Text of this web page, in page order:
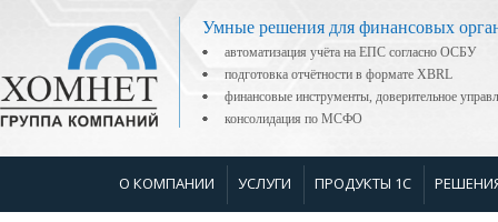
Умные решения для финансовых
автоматизация учёта на ЕПС согласно ОСБУ
подготовка отчётности в формате XBRL
финансовые инструменты, доверительное
консолидация по МСФО
О КОМПАНИИ УСЛУГИ ПРОДУКТЫ 1С